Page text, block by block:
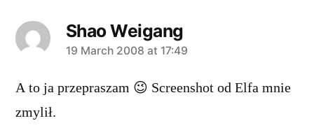
Shao Weigang
says:
19 March 2008 at 17:49
A to ja przepraszam 😉 Screenshot od Elfa mnie
zmylił.